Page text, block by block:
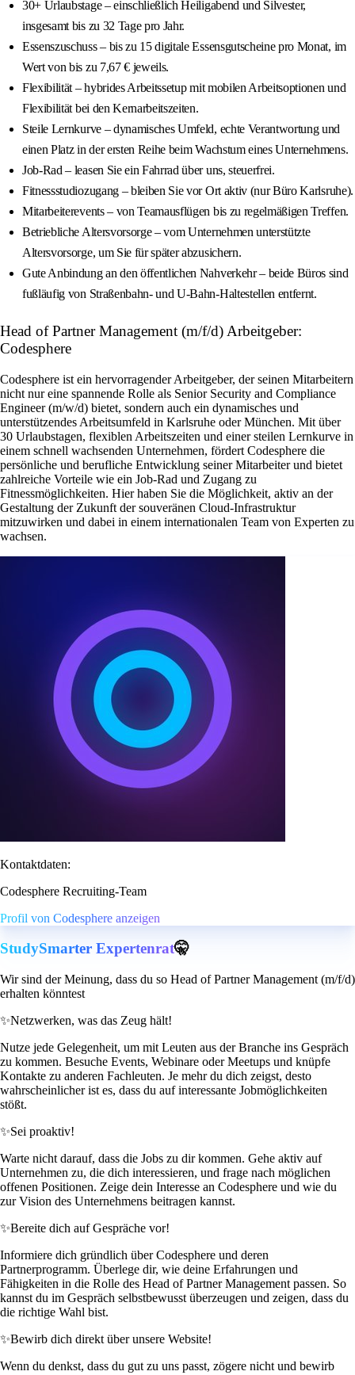
30+ Urlaubstage – einschließlich Heiligabend und Silvester,
insgesamt bis zu 32 Tage pro Jahr.
Essenszuschuss – bis zu 15 digitale Essensgutscheine pro Monat, im
Wert von bis zu 7,67 € jeweils.
Flexibilität – hybrides Arbeitssetup mit mobilen Arbeitsoptionen und
Flexibilität bei den Kernarbeitszeiten.
Steile Lernkurve – dynamisches Umfeld, echte Verantwortung und
einen Platz in der ersten Reihe beim Wachstum eines Unternehmens.
Job-Rad – leasen Sie ein Fahrrad über uns, steuerfrei.
Fitnessstudiozugang – bleiben Sie vor Ort aktiv (nur Büro Karlsruhe).
Mitarbeiterevents – von Teamausflügen bis zu regelmäßigen Treffen.
Betriebliche Altersvorsorge – vom Unternehmen unterstützte
Altersvorsorge, um Sie für später abzusichern.
Gute Anbindung an den öffentlichen Nahverkehr – beide Büros sind
fußläufig von Straßenbahn- und U-Bahn-Haltestellen entfernt.
Head of Partner Management (m/f/d) Arbeitgeber:
Codesphere
Codesphere ist ein hervorragender Arbeitgeber, der seinen Mitarbeitern
nicht nur eine spannende Rolle als Senior Security and Compliance
Engineer (m/w/d) bietet, sondern auch ein dynamisches und
unterstützendes Arbeitsumfeld in Karlsruhe oder München. Mit über
30 Urlaubstagen, flexiblen Arbeitszeiten und einer steilen Lernkurve in
einem schnell wachsenden Unternehmen, fördert Codesphere die
persönliche und berufliche Entwicklung seiner Mitarbeiter und bietet
zahlreiche Vorteile wie ein Job-Rad und Zugang zu
Fitnessmöglichkeiten. Hier haben Sie die Möglichkeit, aktiv an der
Gestaltung der Zukunft der souveränen Cloud-Infrastruktur
mitzuwirken und dabei in einem internationalen Team von Experten zu
wachsen.
Kontaktdaten:
Codesphere Recruiting-Team
Profil von Codesphere anzeigen
StudySmarter Expertenrat🤫
Wir sind der Meinung, dass du so Head of Partner Management (m/f/d)
erhalten könntest
✨Netzwerken, was das Zeug hält!
Nutze jede Gelegenheit, um mit Leuten aus der Branche ins Gespräch
zu kommen. Besuche Events, Webinare oder Meetups und knüpfe
Kontakte zu anderen Fachleuten. Je mehr du dich zeigst, desto
wahrscheinlicher ist es, dass du auf interessante Jobmöglichkeiten
stößt.
✨Sei proaktiv!
Warte nicht darauf, dass die Jobs zu dir kommen. Gehe aktiv auf
Unternehmen zu, die dich interessieren, und frage nach möglichen
offenen Positionen. Zeige dein Interesse an Codesphere und wie du
zur Vision des Unternehmens beitragen kannst.
✨Bereite dich auf Gespräche vor!
Informiere dich gründlich über Codesphere und deren
Partnerprogramm. Überlege dir, wie deine Erfahrungen und
Fähigkeiten in die Rolle des Head of Partner Management passen. So
kannst du im Gespräch selbstbewusst überzeugen und zeigen, dass du
die richtige Wahl bist.
✨Bewirb dich direkt über unsere Website!
Wenn du denkst, dass du gut zu uns passt, zögere nicht und bewirb